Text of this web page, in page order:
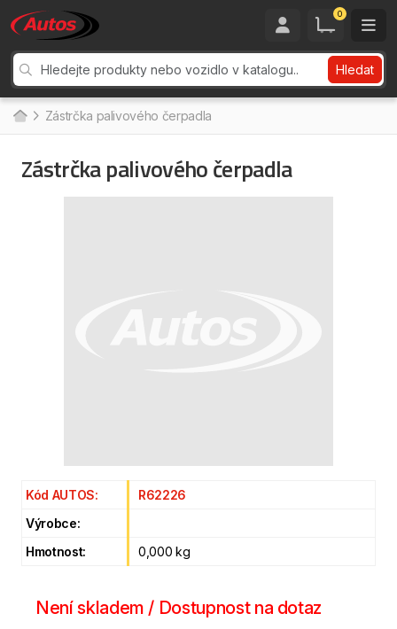
0
Hledat
Zástrčka palivového čerpadla
Zástrčka palivového čerpadla
Kód AUTOS:
R62226
Výrobce:
Hmotnost:
0,000 kg
Není skladem / Dostupnost na dotaz